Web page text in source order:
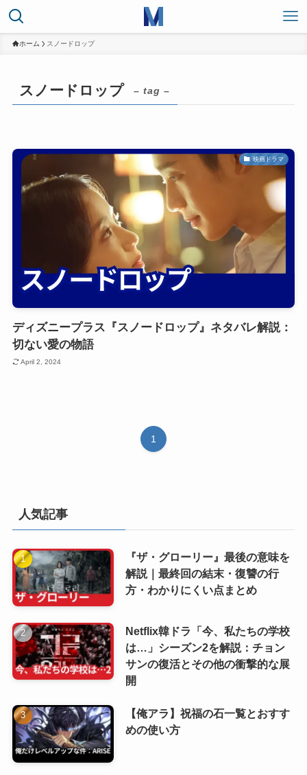
ホーム スノードロップ
スノードロップ – tag –
映画ドラマ
ディズニープラス『スノードロップ』ネタバレ解説：
切ない愛の物語
April 2, 2024
1
人気記事
『ザ・グローリー』最後の意味を
解説｜最終回の結末・復讐の行
方・わかりにくい点まとめ
Netflix韓ドラ「今、私たちの学校
は…」シーズン2を解説：チョン
サンの復活とその他の衝撃的な展
開
【俺アラ】祝福の石一覧とおすす
めの使い方